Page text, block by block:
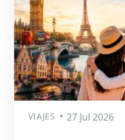
VIAJES 27 Jul 2026